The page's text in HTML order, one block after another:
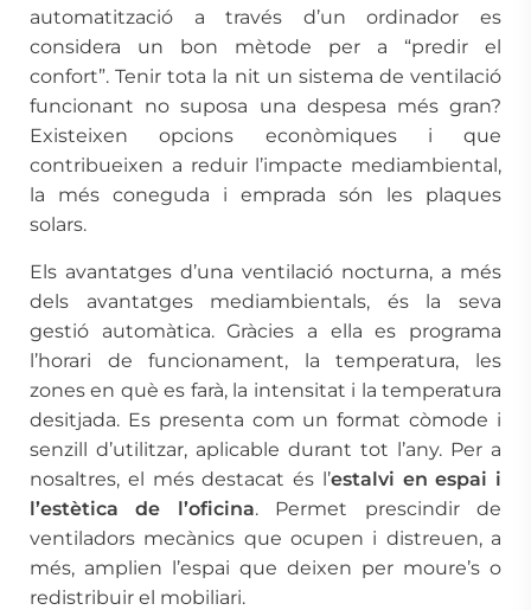
automatització a través d’un ordinador es
considera un bon mètode per a “predir el
confort”. Tenir tota la nit un sistema de ventilació
funcionant no suposa una despesa més gran?
Existeixen opcions econòmiques i que
contribueixen a reduir l’impacte mediambiental,
la més coneguda i emprada són les plaques
solars.
Els avantatges d’una ventilació nocturna, a més
dels avantatges mediambientals, és la seva
gestió automàtica. Gràcies a ella es programa
l’horari de funcionament, la temperatura, les
zones en què es farà, la intensitat i la temperatura
desitjada. Es presenta com un format còmode i
senzill d’utilitzar, aplicable durant tot l’any. Per a
nosaltres, el més destacat és l’estalvi en espai i
l’estètica de l’oficina. Permet prescindir de
ventiladors mecànics que ocupen i distreuen, a
més, amplien l’espai que deixen per moure’s o
redistribuir el mobiliari.